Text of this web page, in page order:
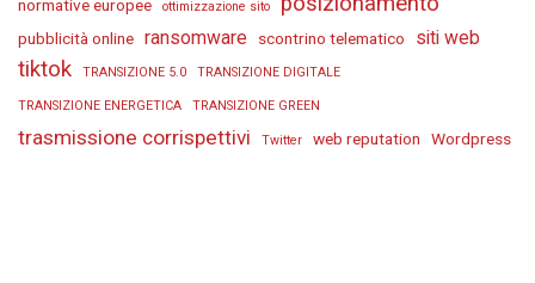
normative europee
ottimizzazione sito
pubblicità online ransomware scontrino telematico siti web
tiktok TRANSIZIONE 5.0 TRANSIZIONE DIGITALE
TRANSIZIONE ENERGETICA TRANSIZIONE GREEN
trasmissione corrispettivi Twitter web reputation Wordpress